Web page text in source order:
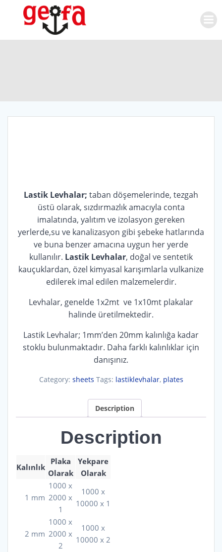
Lastik Levhalar; taban döşemelerinde, tezgah
üstü olarak, sızdırmazlık amacıyla conta
imalatında, yalıtım ve izolasyon gereken
yerlerde,su ve kanalizasyon gibi şebeke hatlarında
ve buna benzer amacına uygun her yerde
kullanılır. Lastik Levhalar, doğal ve sentetik
kauçuklardan, özel kimyasal karışımlarla vulkanize
edilerek imal edilen malzemelerdir.
Levhalar, genelde 1x2mt ve 1x10mt plakalar
halinde üretilmektedir.
Lastik Levhalar; 1mm’den 20mm kalınlığa kadar
stoklu bulunmaktadır. Daha farklı kalınlıklar için
danışınız.
Category: sheets Tags: lastiklevhalar, plates
Description
Description
Kalınlık
Plaka
Olarak
Yekpare
Olarak
1 mm
1000 x
2000 x
1
1000 x
10000 x 1
2 mm
1000 x
2000 x
2
1000 x
10000 x 2